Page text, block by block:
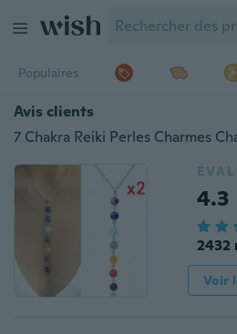
Populaires
Avis clients
4.3
2432
Voir